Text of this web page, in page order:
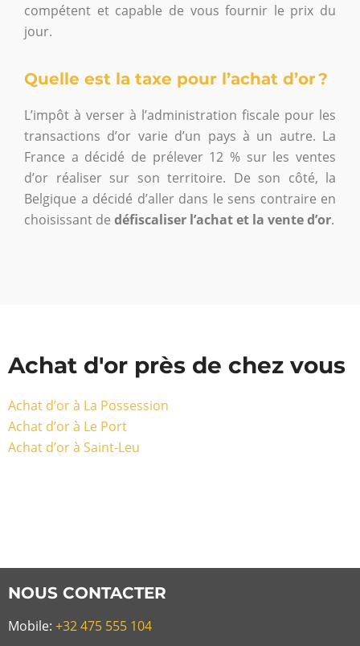
compétent et capable de vous fournir le prix du
jour.
Quelle est la taxe pour l’achat d’or ?
L’impôt à verser à l’administration fiscale pour les
transactions d’or varie d’un pays à un autre. La
France a décidé de prélever 12 % sur les ventes
d’or réaliser sur son territoire. De son côté, la
Belgique a décidé d’aller dans le sens contraire en
choisissant de défiscaliser l’achat et la vente d’or.
Achat d'or près de chez vous
Achat d’or à La Possession
Achat d’or à Le Port
Achat d’or à Saint-Leu
NOUS CONTACTER
Mobile: +32 475 555 104